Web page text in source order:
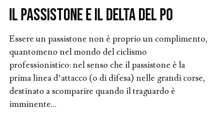
Il passistone e il delta del Po
Essere un passistone non è proprio un complimento,
quantomeno nel mondo del ciclismo
professionistico: nel senso che il passistone è la
prima linea d’attacco (o di difesa) nelle grandi corse,
destinato a scomparire quando il traguardo è
imminente...